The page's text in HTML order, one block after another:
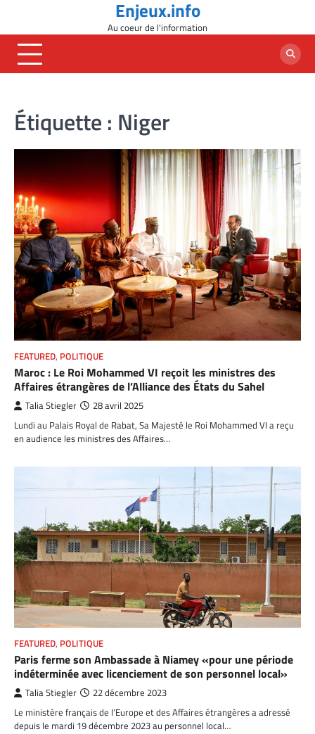
content
Enjeux.info
Au coeur de l'information
Étiquette : Niger
FEATURED, POLITIQUE
Maroc : Le Roi Mohammed VI reçoit les ministres des
Affaires étrangères de l’Alliance des États du Sahel
Talia Stiegler 28 avril 2025
Lundi au Palais Royal de Rabat, Sa Majesté le Roi Mohammed VI a reçu
en audience les ministres des Affaires…
FEATURED, POLITIQUE
Paris ferme son Ambassade à Niamey «pour une période
indéterminée avec licenciement de son personnel local»
Talia Stiegler 22 décembre 2023
Le ministère français de l’Europe et des Affaires étrangères a adressé
depuis le mardi 19 décembre 2023 au personnel local…